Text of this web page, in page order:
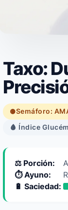
Taxo:
🟡Semáforo:
🩸 Índice
⚖️ Porción:
⏱️ Ayuno:
🔋 Saciedad: